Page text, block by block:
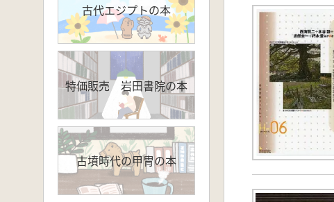
古代エジプトの本
特価販売 岩田書院の本
古墳時代の甲冑の本